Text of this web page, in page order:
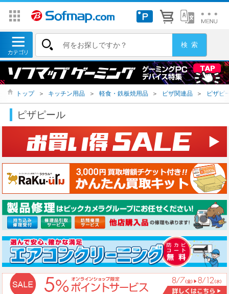
トップ ＞ キッチン用品 ＞ 軽食・鉄板焼用品 ＞ ピザ関連品 ＞ ピザピ
ピザピール